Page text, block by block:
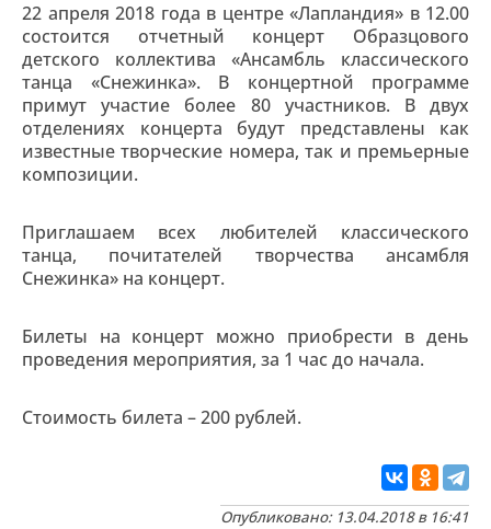
22 апреля 2018 года в центре «Лапландия» в 12.00
состоится отчетный концерт Образцового
детского коллектива «Ансамбль классического
танца «Снежинка». В концертной программе
примут участие более 80 участников. В двух
отделениях концерта будут представлены как
известные творческие номера, так и премьерные
композиции.
Приглашаем всех любителей классического
танца, почитателей творчества ансамбля
Снежинка» на концерт.
Билеты на концерт можно приобрести в день
проведения мероприятия, за 1 час до начала.
Стоимость билета – 200 рублей.
Опубликовано: 13.04.2018 в 16:41